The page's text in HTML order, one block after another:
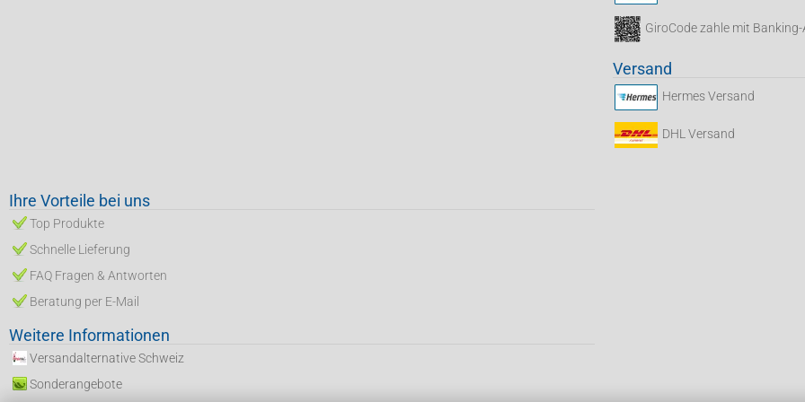
GiroCode zahle mit
Versand
Hermes Versand
DHL Versand
Ihre Vorteile bei uns
Top Produkte
Schnelle Lieferung
FAQ Fragen & Antworten
Beratung per E-Mail
Weitere Informationen
Versandalternative Schweiz
Sonderangebote